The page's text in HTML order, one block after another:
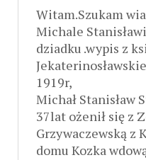
Witam.Szukam
Michale
dziadku .wypis z
1919r,
Michał Stanisław
37lat ożenił się z
Grzywaczewską z
domu Kozka